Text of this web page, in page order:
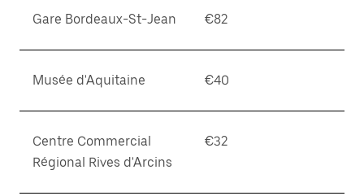
Gare Bordeaux-St-Jean €82
Musée d'Aquitaine €40
Centre Commercial
Régional Rives d'Arcins
€32